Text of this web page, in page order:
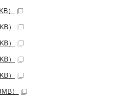
）
）
）
）
）
）